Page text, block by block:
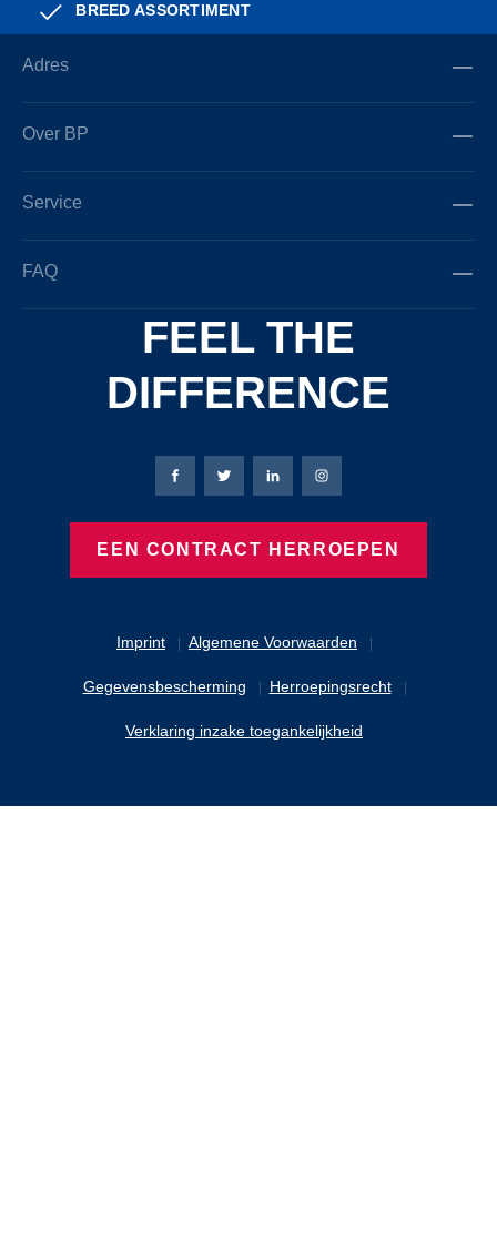
BREED ASSORTIMENT
Adres
Over BP
Service
FAQ
FEEL THE
DIFFERENCE
Imprint Algemene Voorwaarden
Gegevensbescherming Herroepingsrecht
Verklaring inzake toegankelijkheid
Bierbaum-Proenen Facebook-pagina
Bierbaum-Proenen X-pagina
Bierbaum-Proenen
Bierbaum-Proenen
EEN CONTRACT HERROEPEN